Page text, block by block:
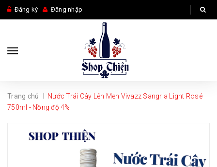
Đăng ký Đăng nhập
Trang chủ
Nước Trái Cây Lên Men Vivazz Sangria Light Rosé
750ml - Nồng độ 4%